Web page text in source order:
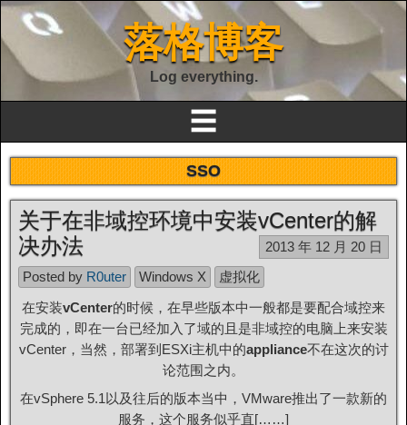
落格博客
Log everything.
☰
SSO
关于在非域控环境中安装vCenter的解
决办法
2013 年 12 月 20 日
Posted by R0uter Windows X
虚拟化
在安装vCenter的时候，在早些版本中一般都是要配合域控来
完成的，即在一台已经加入了域的且是非域控的电脑上来安装
vCenter，当然，部署到ESXi主机中的appliance不在这次的讨
论范围之内。
在vSphere 5.1以及往后的版本当中，VMware推出了一款新的
服务，这个服务似乎直[……]